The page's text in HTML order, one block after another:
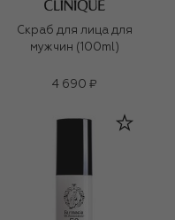
Скраб для лица для
мужчин (100ml)
4 690 ₽